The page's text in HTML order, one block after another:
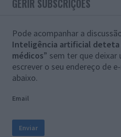
GERIR SUBSCRIÇÕES
Pode acompanhar a
Inteligência artificial deteta
médicos” sem ter que
escrever o seu endereço de
abaixo.
Email